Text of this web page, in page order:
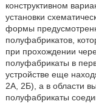
конструктивном
установки
формы
полуфабрикатов,
при прохождении
полуфабрикаты в
устройстве еще
2А, 2Б), а в области
полуфабрикаты